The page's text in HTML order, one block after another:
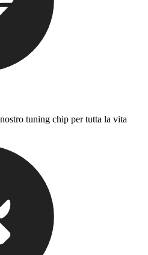
tuning chip per tutta la vita